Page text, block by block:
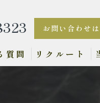
お問い合わせ
質問 リクルート